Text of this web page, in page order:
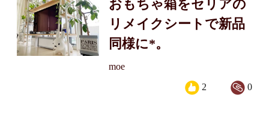
おもちゃ箱をセリアの
リメイクシートで新品
同様に*。
moe
0
2